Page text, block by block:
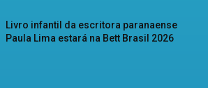
Livro infantil da escritora paranaense
Paula Lima estará na Bett Brasil 2026